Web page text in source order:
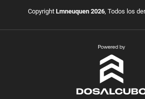
Copyright Lmneuquen 2026, Todos los